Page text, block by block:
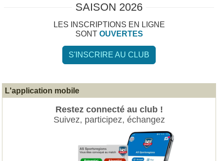
SAISON 2026
LES INSCRIPTIONS EN LIGNE
SONT OUVERTES
S'INSCRIRE AU CLUB
L'application mobile
Restez connecté au club !
Suivez, participez, échangez